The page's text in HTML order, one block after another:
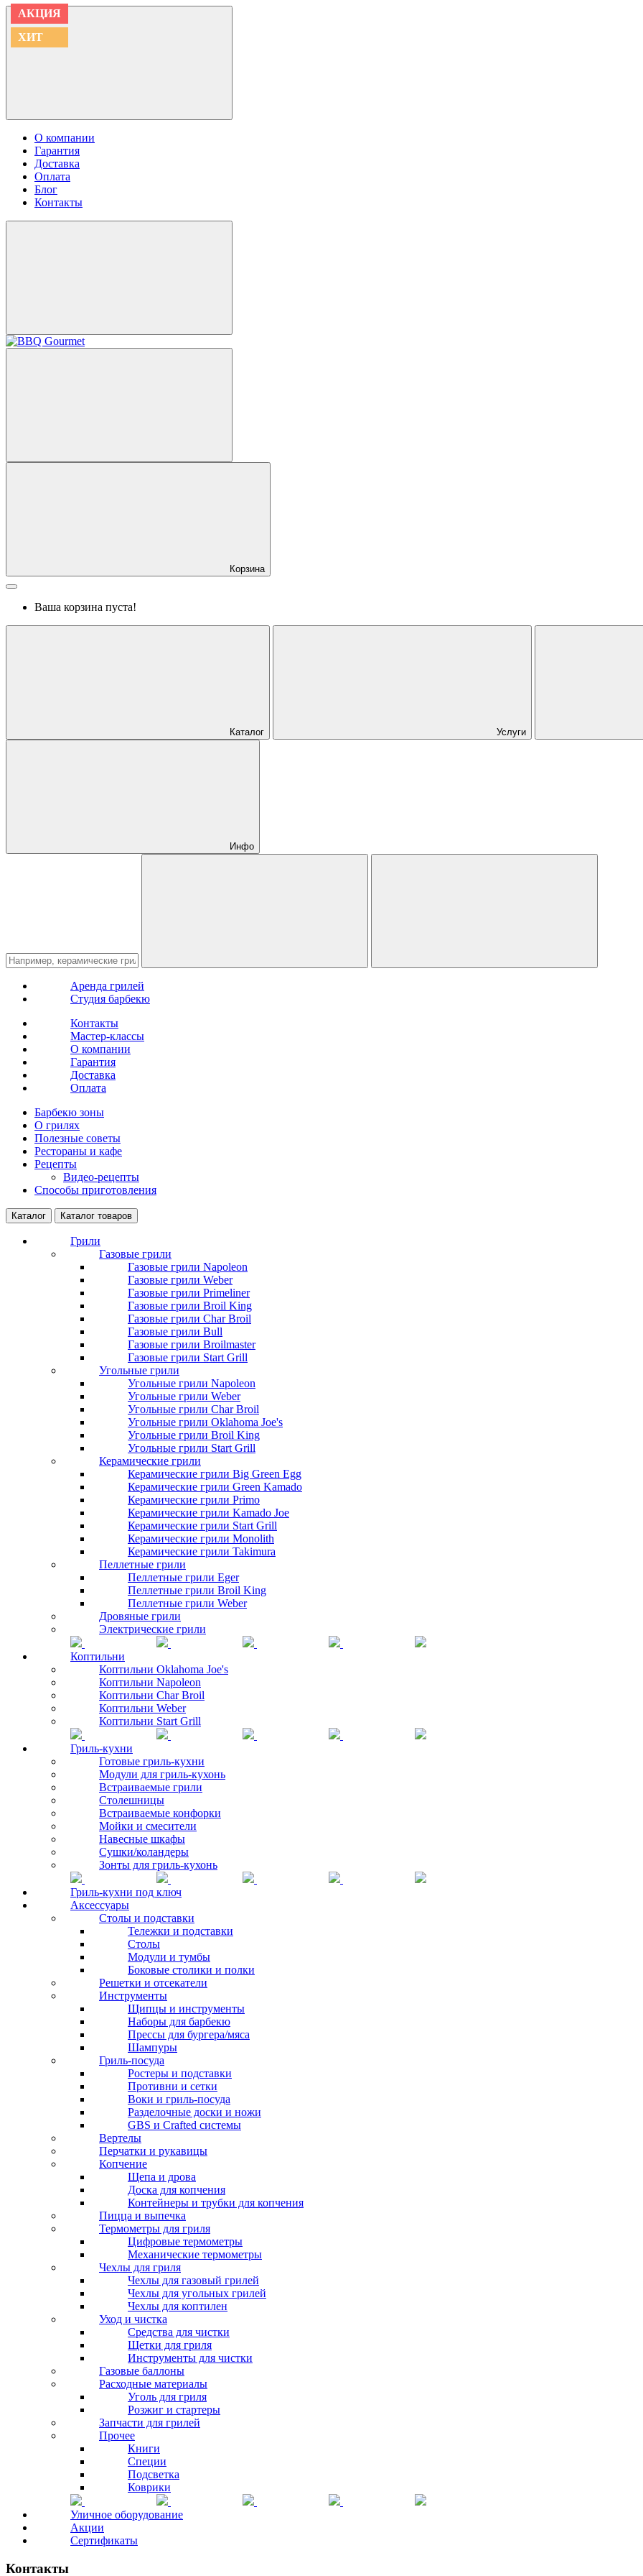
О компании
Гарантия
Доставка
Оплата
Блог
Контакты
Корзина
Ваша корзина пуста!
Каталог Услуги
Инфо
Аренда грилей
Студия барбекю
Контакты
Мастер-классы
О компании
Гарантия
Доставка
Оплата
Барбекю зоны
О грилях
Полезные советы
Рестораны и кафе
Рецепты
Видео-рецепты
Способы приготовления
Каталог Каталог товаров
Грили
Газовые грили
Газовые грили Napoleon
Газовые грили Weber
Газовые грили Primeliner
Газовые грили Broil King
Газовые грили Char Broil
Газовые грили Bull
Газовые грили Broilmaster
Газовые грили Start Grill
Угольные грили
Угольные грили Napoleon
Угольные грили Weber
Угольные грили Char Broil
Угольные грили Oklahoma Joe's
Угольные грили Broil King
Угольные грили Start Grill
Керамические грили
Керамические грили Big Green Egg
Керамические грили Green Kamado
Керамические грили Primo
Керамические грили Kamado Joe
Керамические грили Start Grill
Керамические грили Monolith
Керамические грили Takimura
Пеллетные грили
Пеллетные грили Eger
Пеллетные грили Broil King
Пеллетные грили Weber
Дровяные грили
Электрические грили
Коптильни
Коптильни Oklahoma Joe's
Коптильни Napoleon
Коптильни Char Broil
Коптильни Weber
Коптильни Start Grill
Гриль-кухни
Готовые гриль-кухни
Модули для гриль-кухонь
Встраиваемые грили
Столешницы
Встраиваемые конфорки
Мойки и смесители
Навесные шкафы
Сушки/коландеры
Зонты для гриль-кухонь
Гриль-кухни под ключ
Аксессуары
Столы и подставки
Тележки и подставки
Столы
Модули и тумбы
Боковые столики и полки
Решетки и отсекатели
Инструменты
Щипцы и инструменты
Наборы для барбекю
Прессы для бургера/мяса
Шампуры
Гриль-посуда
Ростеры и подставки
Противни и сетки
Воки и гриль-посуда
Разделочные доски и ножи
GBS и Crafted системы
Вертелы
Перчатки и рукавицы
Копчение
Щепа и дрова
Доска для копчения
Контейнеры и трубки для копчения
Пицца и выпечка
Термометры для гриля
Цифровые термометры
Механические термометры
Чехлы для гриля
Чехлы для газовый грилей
Чехлы для угольных грилей
Чехлы для коптилен
Уход и чистка
Средства для чистки
Щетки для гриля
Инструменты для чистки
Газовые баллоны
Расходные материалы
Уголь для гриля
Розжиг и стартеры
Запчасти для грилей
Прочее
Книги
Специи
Подсветка
Коврики
Уличное оборудование
Акции
Сертификаты
Контакты
АКЦИЯ
ХИТ
АКЦИЯ
АКЦИЯ
АКЦИЯ
АКЦИЯ
АКЦИЯ
ХИТ
АКЦИЯ
ХИТ
АКЦИЯ
АКЦИЯ